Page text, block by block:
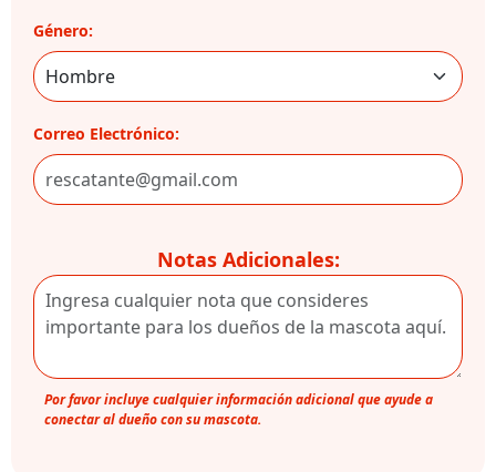
Género:
Correo Electrónico:
Notas Adicionales:
Por favor incluye cualquier información adicional que ayude a
conectar al dueño con su mascota.